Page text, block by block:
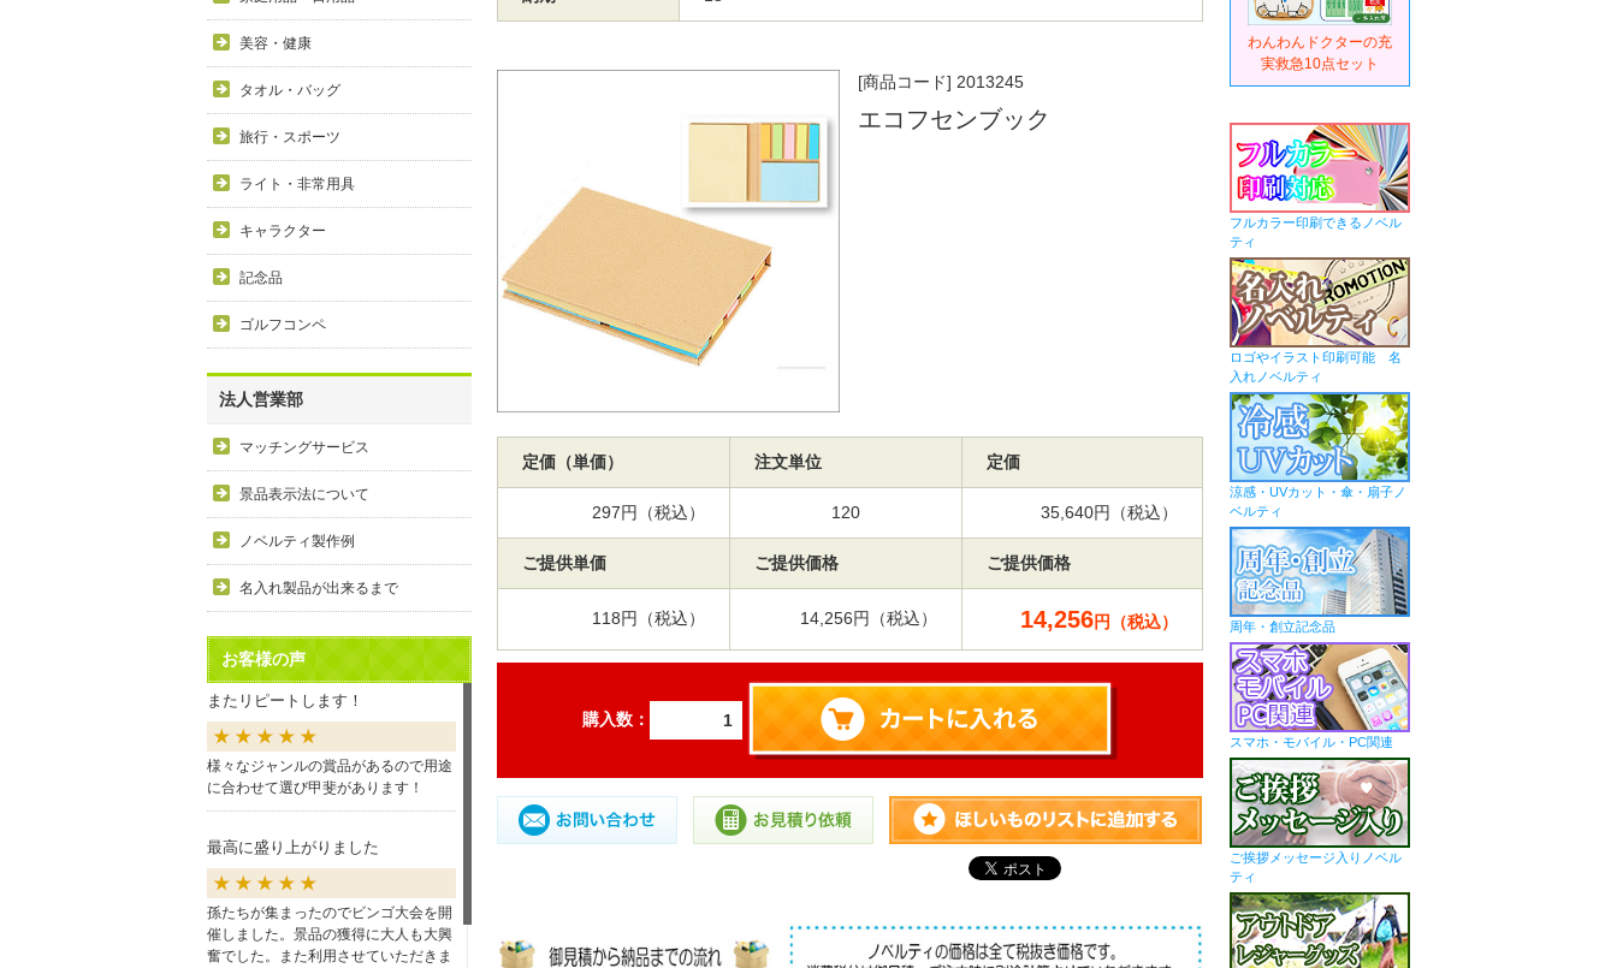
美容・健康
タオル・バッグ
旅行・スポーツ
ライト・非常用具
キャラクター
記念品
ゴルフコンペ
法人営業部
マッチングサービス
景品表示法について
ノベルティ製作例
名入れ製品が出来るまで
お客様の声
またリピートします！
様々なジャンルの賞品があるので用途
に合わせて選び甲斐があります！
最高に盛り上がりました
孫たちが集まったのでビンゴ大会を開
催しました。景品の獲得に大人も大興
奮でした。また利用させていただきま
[商品コード] 2013245
エコフセンブック
定価（単価） 注文単位 定価
297円（税込） 120 35,640円（税込）
ご提供単価 ご提供価格 ご提供価格
118円（税込） 14,256円（税込） 14,256円（税込）
購入数：
わんわんドクターの充
実救急10点セット
フルカラー印刷できるノベル
ティ
ロゴやイラスト印刷可能 名
入れノベルティ
涼感・UVカット・傘・扇子ノ
ベルティ
周年・創立記念品
スマホ・モバイル・PC関連
ご挨拶メッセージ入りノベル
ティ